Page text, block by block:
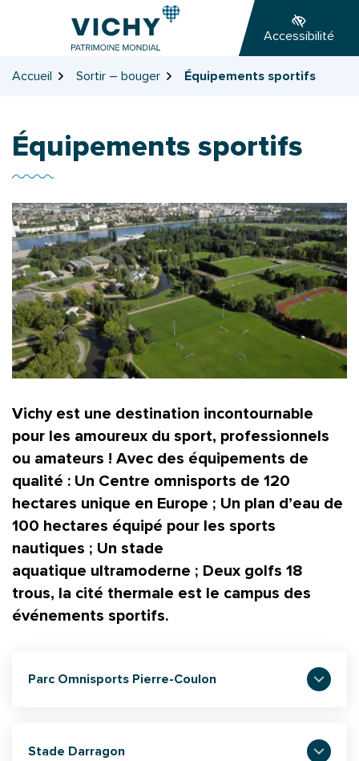
page
Accessibilité
Accueil Sortir – bouger Équipements sportifs
Équipements sportifs
Vichy est une destination incontournable
pour les amoureux du sport, professionnels
ou amateurs ! Avec des équipements de
qualité : Un Centre omnisports de 120
hectares unique en Europe ; Un plan d’eau de
100 hectares équipé pour les sports
nautiques ; Un stade
aquatique ultramoderne ; Deux golfs 18
trous, la cité thermale est le campus des
événements sportifs.
Parc Omnisports Pierre-Coulon
Stade Darragon